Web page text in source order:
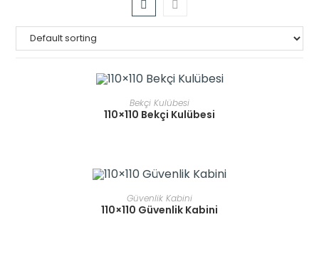
READ MORE
Bekçi Kulübesi
110×110 Bekçi Kulübesi
READ MORE
Güvenlik Kabini
110×110 Güvenlik Kabini